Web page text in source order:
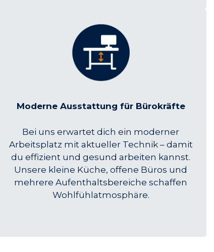
Moderne Ausstattung für Bürokräfte
Bei uns erwartet dich ein moderner
Arbeitsplatz mit aktueller Technik – damit
du effizient und gesund arbeiten kannst.
Unsere kleine Küche, offene Büros und
mehrere Aufenthaltsbereiche schaffen
Wohlfühlatmosphäre.